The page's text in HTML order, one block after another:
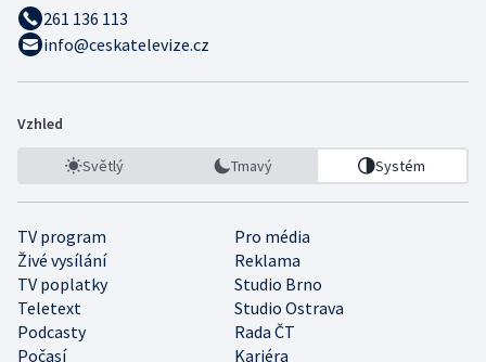
261 136 113
info@ceskatelevize.cz
Vzhled
Světlý Tmavý Systém
TV program
Pro média
Živé vysílání
Reklama
TV poplatky
Studio Brno
Teletext
Studio Ostrava
Podcasty
Rada ČT
Počasí
Kariéra